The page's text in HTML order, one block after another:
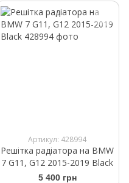
Артикул: 428994
Решітка радіатора на BMW
7 G11, G12 2015-2019 Black
5 400 грн